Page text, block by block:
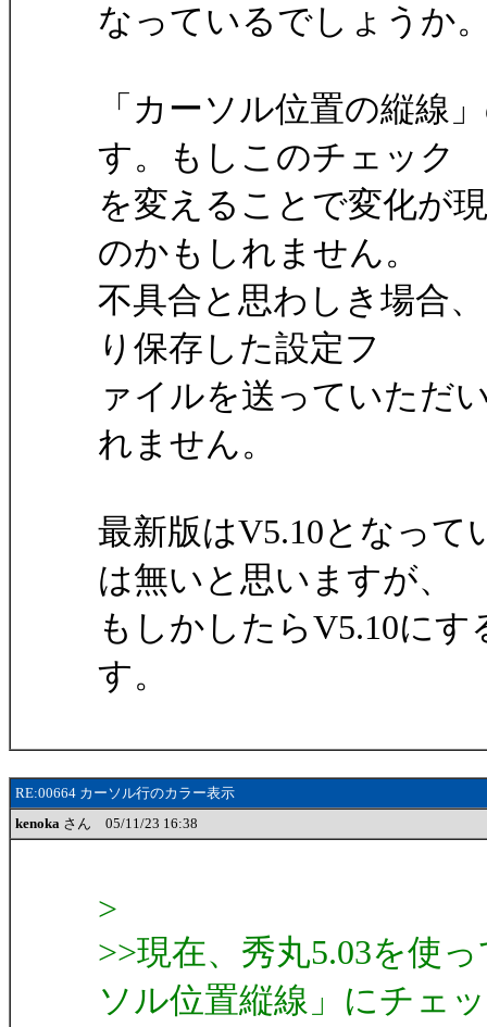
なっているでしょうか
「カーソル位置の縦線
す。もしこのチェック
を変えることで変化が
のかもしれません。
不具合と思わしき場合
り保存した設定フ
ァイルを送っていただ
れません。
最新版はV5.10となっ
は無いと思いますが、
もしかしたらV5.10に
す。
RE:00664 カーソル行のカラー表示
kenoka さん 05/11/23 16:38
>
>>現在、秀丸5.03を使
ソル位置縦線」にチェ